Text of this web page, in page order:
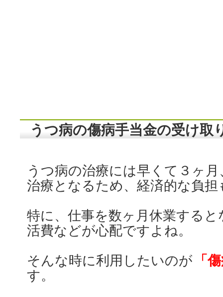
うつ病の傷病手当金の受け取
うつ病の治療には早くて３ヶ
治療となるため、経済的な負
特に、仕事を数ヶ月休業する
活費などが心配ですよね。
そんな時に利用したいのが
「
す。